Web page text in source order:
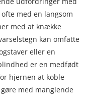
med en langsom
med at knække
kan omfatte
eller en
er en medfødt
hjernen at koble
med manglende